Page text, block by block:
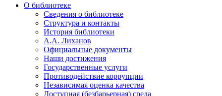
О библиотеке
Сведения о библиотеке
Структура и контакты
История библиотеки
А.А. Лиханов
Официальные документы
Наши достижения
Государственные услуги
Противодействие коррупции
Независимая оценка качества
Доступная (безбарьерная) среда